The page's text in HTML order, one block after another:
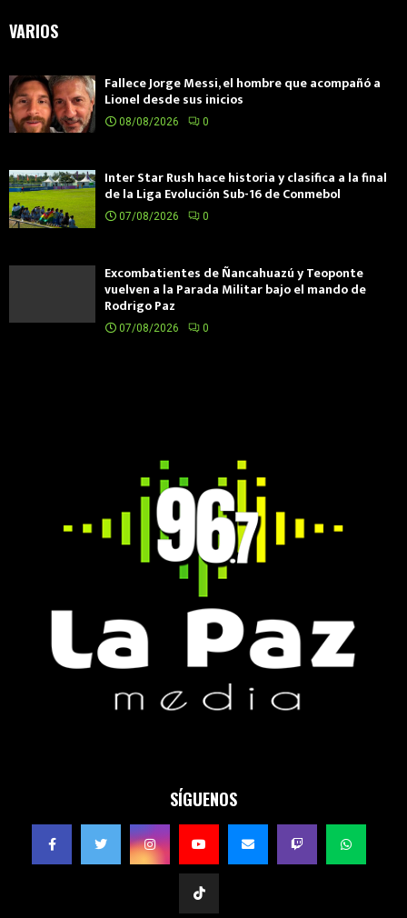
VARIOS
Fallece Jorge Messi, el hombre que acompañó a
Lionel desde sus inicios
08/08/2026 0
Inter Star Rush hace historia y clasifica a la final
de la Liga Evolución Sub-16 de Conmebol
07/08/2026 0
Excombatientes de Ñancahuazú y Teoponte
vuelven a la Parada Militar bajo el mando de
Rodrigo Paz
07/08/2026 0
SÍGUENOS